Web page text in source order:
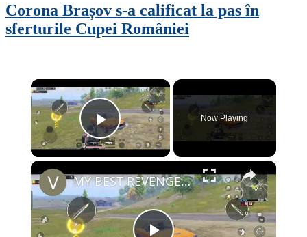
Corona Brașov s-a calificat la pas în
sferturile Cupei României
×
Play Video
Now Playing
×
MY BEST REVENGE GAMEPLAY OF MONTH🔥PUBG Mobile